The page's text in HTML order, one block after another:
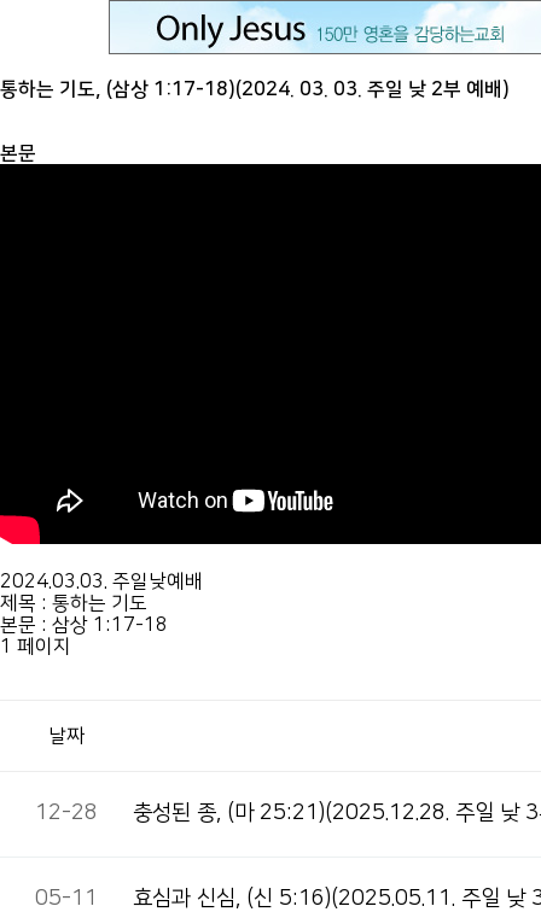
통하는 기도, (삼상 1:17-18)(2024. 03. 03. 주일 낮 2부 예배)
본문
2024.03.03. 주일낮예배
제목 : 통하는 기도
본문 : 삼상 1:17-18
1 페이지
날짜
12-28 충성된 종, (마 25:21)(2025.12.28. 주일 낮 3
05-11 효심과 신심, (신 5:16)(2025.05.11. 주일 낮